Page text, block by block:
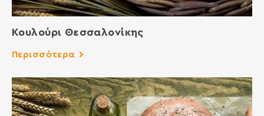
Κουλούρι Θεσσαλονίκης
Περισσότερα